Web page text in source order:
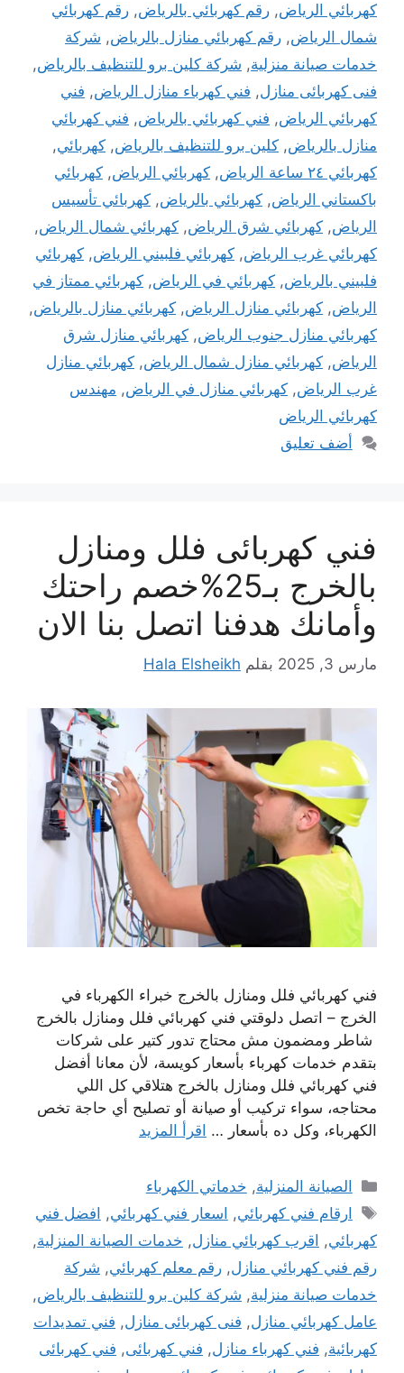
كهربائي الرياض, رقم كهربائي بالرياض, رقم كهربائي
شمال الرياض, رقم كهربائي منازل بالرياض, شركة
خدمات صيانة منزلية, شركة كلين برو للتنظيف بالرياض,
فنى كهربائى منازل, فني كهرباء منازل الرياض, فني
كهربائي الرياض, فني كهربائي بالرياض, فني كهربائي
منازل بالرياض, كلين برو للتنظيف بالرياض, كهربائي,
كهربائي ٢٤ ساعة الرياض
, كهربائي الرياض, كهربائي
باكستاني الرياض, كهربائي بالرياض, كهربائي تأسيس
الرياض, كهربائي شرق الرياض, كهربائي شمال الرياض,
كهربائي غرب الرياض, كهربائي فلبيني الرياض, كهربائي
فلبيني بالرياض, كهربائي في الرياض, كهربائي ممتاز في
الرياض, كهربائي منازل الرياض, كهربائي منازل بالرياض,
كهربائي منازل جنوب الرياض, كهربائي منازل شرق
الرياض, كهربائي منازل شمال الرياض, كهربائي منازل
غرب الرياض, كهربائي منازل في الرياض, مهندس
كهربائي الرياض
أضف تعليق
فني كهربائى فلل ومنازل
بالخرج بـ25%خصم راحتك
وأمانك هدفنا اتصل بنا الان
مارس 3, 2025 بقلم Hala Elsheikh
فني كهربائي فلل ومنازل بالخرج خبراء الكهرباء في
الخرج – اتصل دلوقتي فني كهربائي فلل ومنازل بالخرج
شاطر ومضمون مش محتاج تدور كتير على شركات
بتقدم خدمات كهرباء بأسعار كويسة، لأن معانا أفضل
فني كهربائي فلل ومنازل بالخرج هتلاقي كل اللي
محتاجه، سواء تركيب أو صيانة أو تصليح أي حاجة تخص
الكهرباء، وكل ده بأسعار … اقرأ المزيد
التصنيفات
الصيانة المنزلية, خدماتي الكهرباء
الوسوم
ارقام فني كهربائي, اسعار فني كهربائي, افضل فني
كهربائي, اقرب كهربائي منازل, خدمات الصيانة المنزلية,
رقم فني كهربائي منازل, رقم معلم كهربائي, شركة
خدمات صيانة منزلية, شركة كلين برو للتنظيف بالرياض,
عامل كهربائي منازل, فنى كهربائى منازل, فني تمديدات
كهربائية, فني كهرباء منازل, فني كهربائى, فني كهربائى